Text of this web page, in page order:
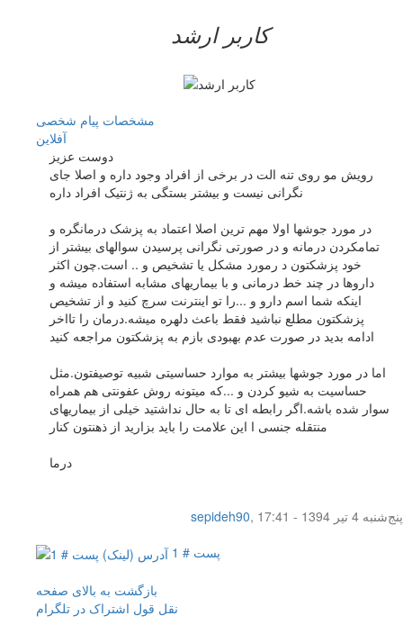
کاربر ارشد
مشخصات پیام شخصی
آفلاين
دوست عزیز
رویش مو روی تنه الت در برخی از افراد وجود داره و اصلا جای
نگرانی نیست و بیشتر بستگی به ژنتیک افراد داره
در مورد جوشها اولا مهم ترین اصلا اعتماد به پزشک درمانگره و
تمامکردن درمانه و در صورتی نگرانی پرسیدن سوالهای بیشتر از
خود پزشکتون د رمورد مشکل یا تشخیص و .. است.چون اکثر
داروها در چند خط درمانی و با بیماریهای مشابه استفاده میشه و
اینکه شما اسم دارو و ...را تو اینترنت سرچ کنید و از تشخیص
پزشکتون مطلع نباشید فقط باعث دلهره میشه.درمان را تااخر
ادامه بدید در صورت عدم بهبودی بازم به پزشکتون مراجعه کنید
اما در مورد جوشها بیشتر به موارد حساسیتی شبیه توصیفتون.مثل
حساسیت به شیو کردن و ...که میتونه روش عفونتی هم همراه
سوار شده باشه.اگر رابطه ای تا به حال نداشتید خیلی از بیماریهای
منتقله جنسی ا این علامت را باید بزارید از ذهنتون کنار
درما
sepideh90,
پنج‌شنبه 4 تیر 1394 - 17:41
پست # 1
بازگشت به بالای صفحه
نقل قول اشتراک در تلگرام